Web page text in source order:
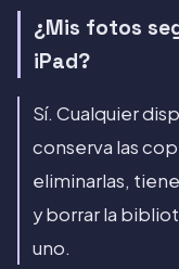
¿Mis fotos
iPad?
Sí. Cualquier
conserva las
eliminarlas,
y borrar la
uno.